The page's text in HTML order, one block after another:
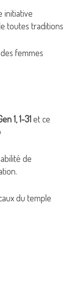
initiative
toutes traditions
femmes
1, 1-31et ce
de
du temple